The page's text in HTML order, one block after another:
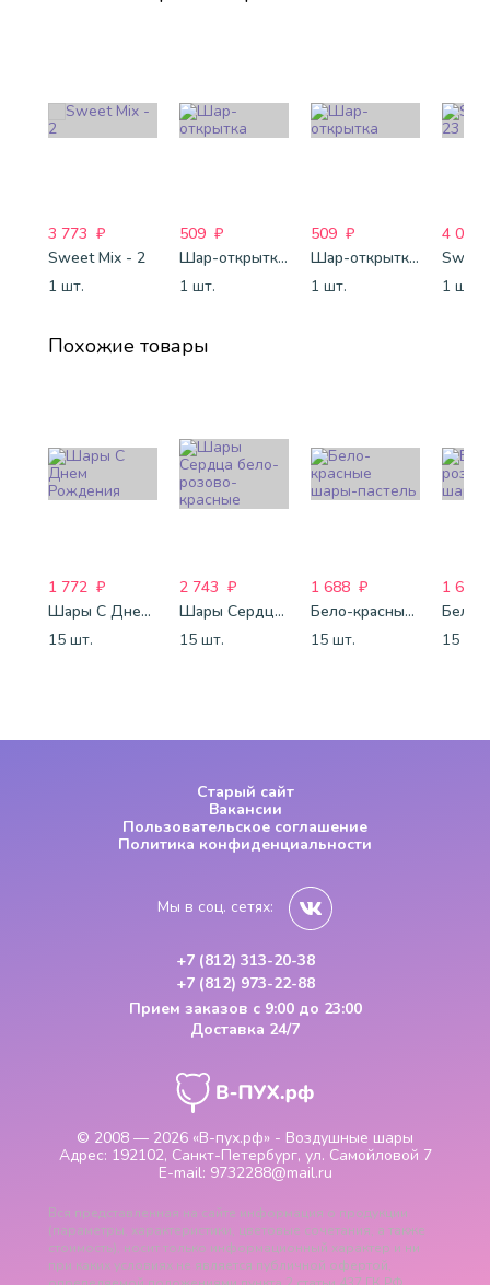
3 773 ₽
Sweet Mix - 2
1 шт.
509 ₽
Шар-открытка "Сердце" (45 см) - 2
1 шт.
509 ₽
Шар-открытка "Звезда" (45 см) - 1
1 шт.
4 088
1 шт.
Похожие товары
1 772 ₽
Шары С Днем Рождения
15 шт.
2 743 ₽
Шары Сердца бело-розово-красные
15 шт.
1 688 ₽
Бело-красные шары-пастель
15 шт.
1 688
15 шт.
© 2008 — 2026 «В-пух.рф» - Воздушные шары
Адрес: 192102, Санкт-Петербург, ул. Самойловой 7
E-mail: 9732288@mail.ru
Старый сайт
Вакансии
Пользовательское соглашение
Политика конфиденциальности
Мы в соц. сетях:
+7 (812) 313-20-38
+7 (812) 973-22-88
Прием заказов с 9:00 до 23:00
Доставка 24/7
Вся представленная на сайте информация о продукции
(параметры, характеристики, цветовые сочетания, а также
стоимость), носит только информационный характер и ни
при каких условиях не является публичной офертой,